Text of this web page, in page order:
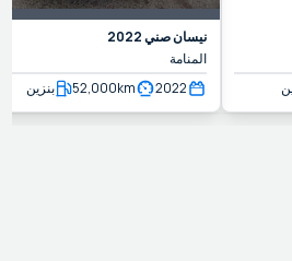
نيسانصني2022
المنامة
2022
52,000km بنزين